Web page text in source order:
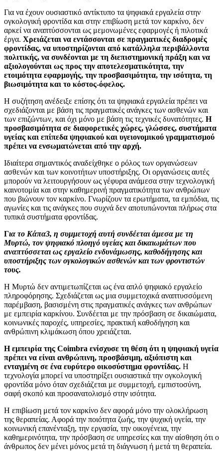
Για να έχουν ουσιαστικό αντίκτυπο τα ψηφιακά εργαλεία στην
ογκολογική φροντίδα και στην επιβίωση μετά τον καρκίνο, δεν
αρκεί να αναπτύσσονται ως μεμονωμένες εφαρμογές ή πιλοτικά
έργα. Χρειάζεται να εντάσσονται σε πραγματικές διαδρομές
φροντίδας, να υποστηρίζονται από κατάλληλα περιβάλλοντα
πολιτικής, να συνδέονται με τη διεπιστημονική πράξη και να
αξιολογούνται ως προς την αποτελεσματικότητα, την
ετοιμότητα εφαρμογής, την προσβασιμότητα, την ισότητα, τη
βιωσιμότητα και το κόστος-όφελος.
Η συζήτηση ανέδειξε επίσης ότι τα ψηφιακά εργαλεία πρέπει να
σχεδιάζονται με βάση τις πραγματικές ανάγκες των ασθενών και
των επιζώντων, και όχι μόνο με βάση τις τεχνικές δυνατότητες. Η
προσβασιμότητα σε διαφορετικές χώρες, γλώσσες, συστήματα
υγείας και επίπεδα ψηφιακού και υγειονομικού γραμματισμού
πρέπει να ενσωματώνεται από την αρχή.
Ιδιαίτερα σημαντικός αναδείχθηκε ο ρόλος των οργανώσεων
ασθενών και των κοινοτήτων υποστήριξης. Οι οργανώσεις αυτές
μπορούν να λειτουργήσουν ως γέφυρα ανάμεσα στην τεχνολογική
καινοτομία και στην καθημερινή πραγματικότητα των ανθρώπων
που βιώνουν τον καρκίνο. Γνωρίζουν τα ερωτήματα, τα εμπόδια, τις
αγωνίες και τις ανάγκες που συχνά δεν αποτυπώνονται πλήρως στα
τυπικά συστήματα φροντίδας.
Για το Κάπα3, η συμμετοχή αυτή συνδέεται άμεσα με τη
Μυρτώ, τον ψηφιακό πλοηγό υγείας και δικαιωμάτων που
αναπτύσσεται ως εργαλείο ενδυνάμωσης, καθοδήγησης και
υποστήριξης των ογκολογικών ασθενών και των φροντιστών
τους.
Η Μυρτώ δεν αντιμετωπίζεται ως ένα απλό ψηφιακό εργαλείο
πληροφόρησης. Σχεδιάζεται ως μια συμμετοχικά αναπτυσσόμενη
παρέμβαση, βασισμένη στις πραγματικές ανάγκες των ανθρώπων
με εμπειρία καρκίνου. Συνδέεται με την πρόσβαση σε δικαιώματα,
κοινωνικές παροχές, υπηρεσίες, πρακτική καθοδήγηση και
ανθρώπινη κλιμάκωση όπου χρειάζεται.
Η εμπειρία της Coimbra ενίσχυσε τη θέση ότι η ψηφιακή υγεία
πρέπει να είναι ανθρώπινη, προσβάσιμη, αξιόπιστη και
ενταγμένη σε ένα ευρύτερο οικοσύστημα φροντίδας. Η
τεχνολογία μπορεί να υποστηρίξει ουσιαστικά την ογκολογική
φροντίδα μόνο όταν σχεδιάζεται με συμμετοχή, εμπιστοσύνη,
σαφή σκοπό και προσανατολισμό στην ισότητα.
Η επιβίωση μετά τον καρκίνο δεν αφορά μόνο την ολοκλήρωση
της θεραπείας. Αφορά την ποιότητα ζωής, την ψυχική υγεία, την
κοινωνική επανένταξη, την εργασία, την οικογένεια, την
καθημερινότητα, την πρόσβαση σε υπηρεσίες και την αίσθηση ότι ο
άνθρωπος δεν μένει μόνος μετά τη διάγνωση ή μετά τη θεραπεία.